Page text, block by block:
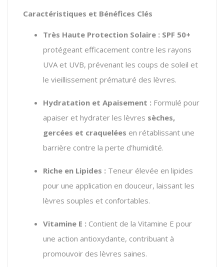
Caractéristiques et Bénéfices Clés
Très Haute Protection Solaire : SPF 50+
protégeant efficacement contre les rayons
UVA et UVB, prévenant les coups de soleil et
le vieillissement prématuré des lèvres.
Hydratation et Apaisement : Formulé pour
apaiser et hydrater les lèvres sèches,
gercées et craquelées en rétablissant une
barrière contre la perte d'humidité.
Riche en Lipides : Teneur élevée en lipides
pour une application en douceur, laissant les
lèvres souples et confortables.
Vitamine E : Contient de la Vitamine E pour
une action antioxydante, contribuant à
promouvoir des lèvres saines.